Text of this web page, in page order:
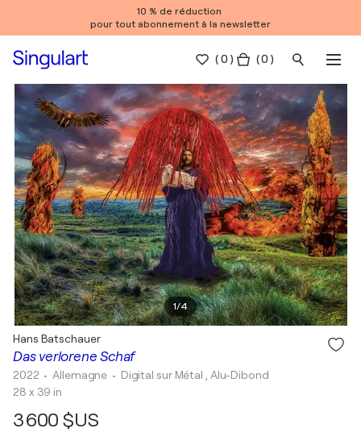
10 % de réduction
pour tout abonnement à la newsletter
(0 ) ( 0 )
1/4
Das verlorene Schaf
Hans Batschauer
2022 • Allemagne • Digital sur Métal , Alu-Dibond
28 x 39 in
3 600 $US